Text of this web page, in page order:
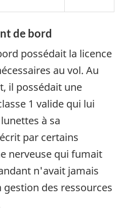
de bord
possédait la licence
au vol. Au
il possédait une
1 valide qui lui
à sa
par certains
nerveuse qui fumait
n'avait jamais
des ressources